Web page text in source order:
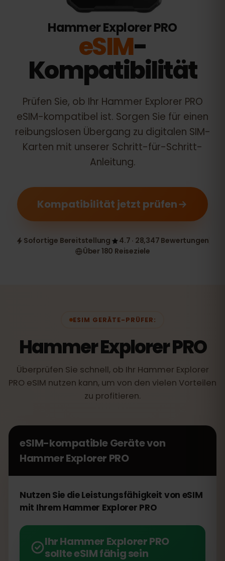
Hammer Explorer PRO
eSIM-
Kompatibilität
Prüfen Sie, ob Ihr Hammer Explorer PRO
eSIM-kompatibel ist. Sorgen Sie für einen
reibungslosen Übergang zu digitalen SIM-
Karten mit unserer Schritt-für-Schritt-
Anleitung.
Kompatibilität jetzt prüfen
Sofortige Bereitstellung
4.7 · 28,347 Bewertungen
Über 180 Reiseziele
ESIM GERÄTE-PRÜFER:
Hammer Explorer PRO
Überprüfen Sie schnell, ob Ihr Hammer Explorer
PRO eSIM nutzen kann, um von den vielen Vorteilen
zu profitieren.
eSIM-kompatible Geräte von
Hammer Explorer PRO
Nutzen Sie die Leistungsfähigkeit von eSIM
mit Ihrem Hammer Explorer PRO
Ihr Hammer Explorer PRO
sollte eSIM fähig sein